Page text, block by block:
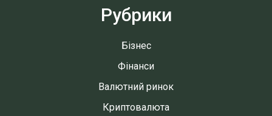
Рубрики
Бізнес
Фінанси
Валютний ринок
Криптовалюта